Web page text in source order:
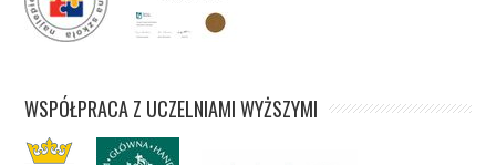
WSPÓŁPRACA Z UCZELNIAMI WYŻSZYMI